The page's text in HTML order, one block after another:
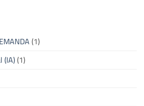
(1)
(IA)(1)